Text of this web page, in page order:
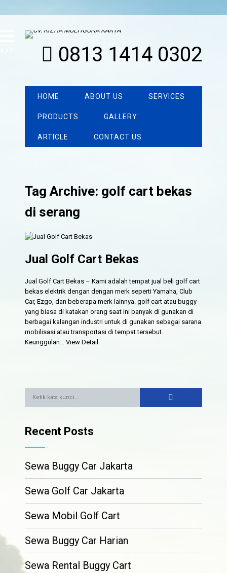
0813 1414 0302
HOME ABOUT US SERVICES
PRODUCTS GALLERY
ARTICLE CONTACT US
Tag Archive: golf cart bekas
di serang
Jual Golf Cart Bekas
Jual Golf Cart Bekas – Kami adalah tempat jual beli golf cart
bekas elektrik dengan dengan merk seperti Yamaha, Club
Car, Ezgo, dan beberapa merk lainnya. golf cart atau buggy
yang biasa di katakan orang saat ini banyak di gunakan di
berbagai kalangan industri untuk di gunakan sebagai sarana
mobilisasi atau transportasi di tempat tersebut.
Keunggulan…View Detail
Recent Posts
Sewa Buggy Car Jakarta
Sewa Golf Car Jakarta
Sewa Mobil Golf Cart
Sewa Buggy Car Harian
Sewa Rental Buggy Cart